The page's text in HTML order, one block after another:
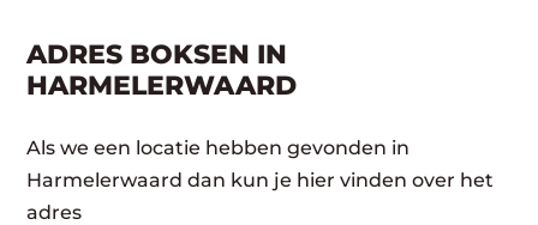
ADRES BOKSEN IN
HARMELERWAARD
Als we een locatie hebben gevonden in
Harmelerwaard dan kun je hier vinden over het
adres